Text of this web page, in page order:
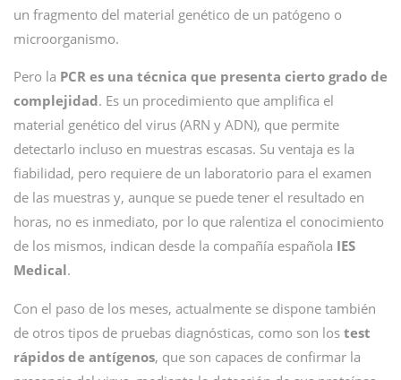
un fragmento del material genético de un patógeno o
microorganismo.
Pero la PCR es una técnica que presenta cierto grado de
complejidad. Es un procedimiento que amplifica el
material genético del virus (ARN y ADN), que permite
detectarlo incluso en muestras escasas. Su ventaja es la
fiabilidad, pero requiere de un laboratorio para el examen
de las muestras y, aunque se puede tener el resultado en
horas, no es inmediato, por lo que ralentiza el conocimiento
de los mismos, indican desde la compañía española IES
Medical.
Con el paso de los meses, actualmente se dispone también
de otros tipos de pruebas diagnósticas, como son los test
rápidos de antígenos, que son capaces de confirmar la